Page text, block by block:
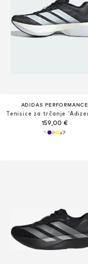
ADIDAS PERFORMANCE
159,00 €
+7